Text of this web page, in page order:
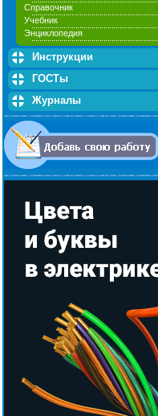
Справочник
Учебник
Энциклопедия
Инструкции
ГОСТы
Журналы